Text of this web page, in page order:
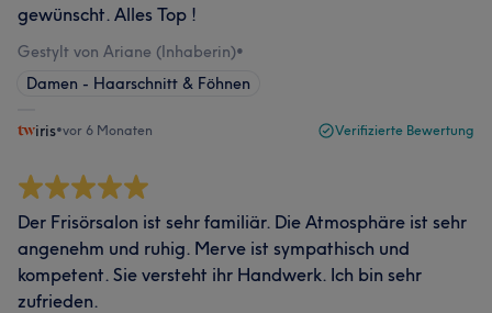
gewünscht. Alles Top !
Gestylt von Ariane (Inhaberin)•
Damen - Haarschnitt & Föhnen
iris•vor 6 Monaten Verifizierte Bewertung
Der Frisörsalon ist sehr familiär. Die Atmosphäre ist sehr
angenehm und ruhig. Merve ist sympathisch und
kompetent. Sie versteht ihr Handwerk. Ich bin sehr
zufrieden.